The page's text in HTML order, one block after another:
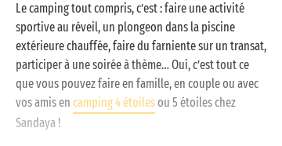
Le camping tout compris, c’est : faire une activité
sportive au réveil, un plongeon dans la piscine
extérieure chauffée, faire du farniente sur un transat,
participer à une soirée à thème… Oui, c’est tout ce
que vous pouvez faire en famille, en couple ou avec
vos amis en camping 4 étoilesou 5 étoiles chez
Sandaya !